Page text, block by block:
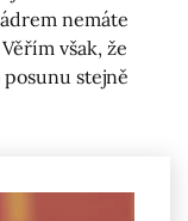
nemáte
však, že
stejně